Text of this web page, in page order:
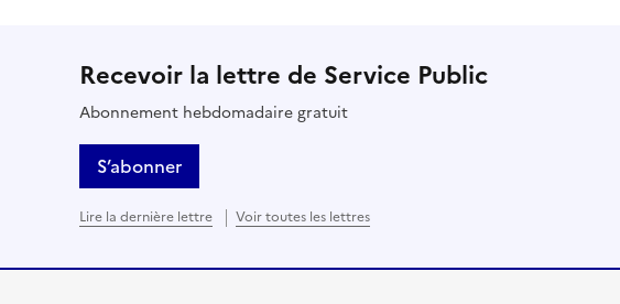
Recevoir la lettre de Service Public
Abonnement hebdomadaire gratuit
S’abonner
Lire la dernière lettre Voir toutes les lettres